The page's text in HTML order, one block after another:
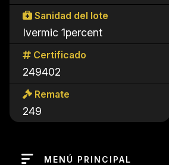
Sanidad del lote
Ivermic 1percent
Certificado
249402
Remate
249
MENÚ PRINCIPAL